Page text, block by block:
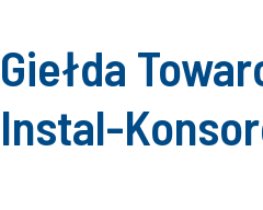
Giełda
Instal-